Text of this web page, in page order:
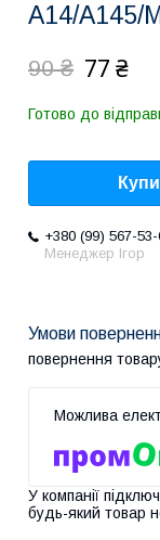
A14/A145/
90 ₴ 77 ₴
Готово до
+380 (99) 567-53-
Менеджер Ігор
повернення
У компанії
будь-який товар